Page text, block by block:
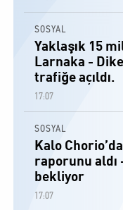
SOSYAL
Yaklaşık 15
Larnaka -
trafiğe açıldı.
17:07
SOSYAL
Kalo
raporunu aldı
bekliyor
17:07